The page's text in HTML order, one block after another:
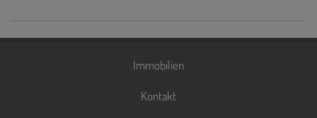
Immobilien
Kontakt